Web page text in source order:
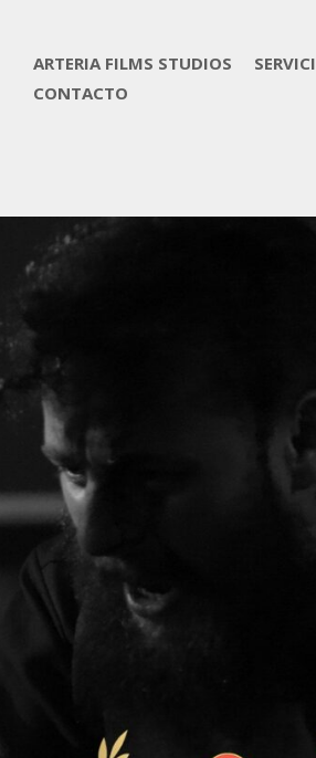
ARTERIA FILMS STUDIOS
CONTACTO